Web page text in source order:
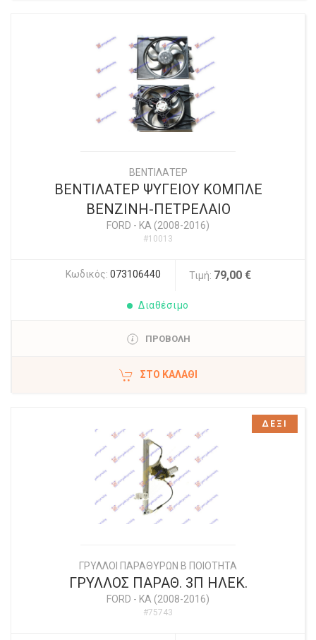
ΒΕΝΤΙΛΑΤΕΡ
ΒΕΝΤΙΛΑΤΕΡ ΨΥΓΕΙΟΥ ΚΟΜΠΛΕ
ΒΕΝΖΙΝΗ-ΠΕΤΡΕΛΑΙΟ
FORD - KA (2008-2016)
#10013
Κωδικός: 073106440 Τιμή: 79,00 €
Διαθέσιμο
ΠΡΟΒΟΛΗ
ΣΤΟ ΚΑΛΆΘΙ
ΓΡΥΛΛΟΙ ΠΑΡΑΘΥΡΩΝ Β ΠΟΙΟΤΗΤΑ
ΓΡΥΛΛΟΣ ΠΑΡΑΘ. 3Π ΗΛΕΚ.
FORD - KA (2008-2016)
#75743
ΔΕΞΙ